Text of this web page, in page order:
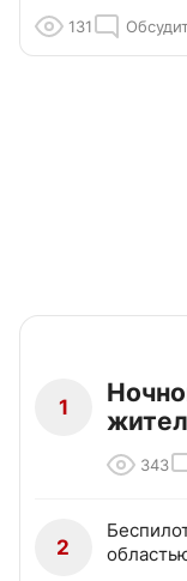
131
1
343
2